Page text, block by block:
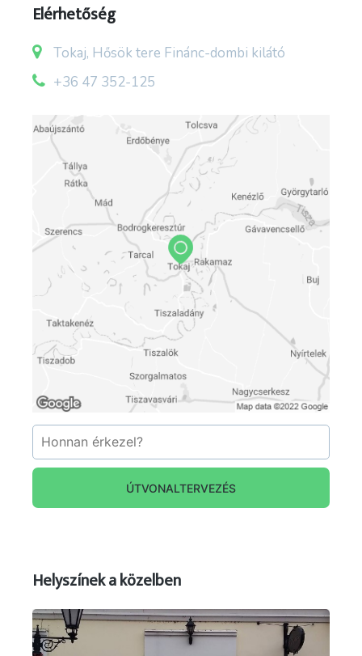
képek forrása: Sikolya Tibor fotós
Elérhetőség
Tokaj, Hősök tere Finánc-dombi kilátó
+36 47 352-125
ÚTVONALTERVEZÉS
Helyszínek a közelben